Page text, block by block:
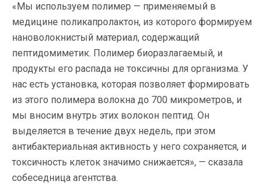
«Мы используем полимер — применяемый в
медицине поликапролактон, из которого формируем
нановолокнистый материал, содержащий
пептидомиметик. Полимер биоразлагаемый, и
продукты его распада не токсичны для организма. У
нас есть установка, которая позволяет формировать
из этого полимера волокна до 700 микрометров, и
мы вносим внутрь этих волокон пептид. Он
выделяется в течение двух недель, при этом
антибактериальная активность у него сохраняется, и
токсичность клеток значимо снижается», — сказала
собеседница агентства.